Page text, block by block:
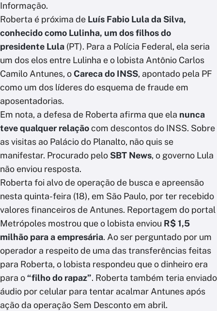
Informação.
Roberta é próxima de Luís Fabio Lula da Silva,
conhecido como Lulinha, um dos filhos do
presidente Lula (PT). Para a Polícia Federal, ela seria
um dos elos entre Lulinha e o lobista Antônio Carlos
Camilo Antunes, oCareca do INSS, apontado pela PF
como um dos líderes do esquema de fraude em
aposentadorias.
Em nota, a defesa de Roberta afirma que ela nunca
teve qualquer relaçãocom descontos do INSS. Sobre
as visitas ao Palácio do Planalto, não quis se
manifestar. Procurado pelo SBT News, o governo Lula
não enviou resposta.
Roberta foi alvo de operação de busca e apreensão
nesta quinta-feira (18), em São Paulo, por ter recebido
valores financeiros de Antunes. Reportagem do portal
Metrópoles mostrou que o lobista enviou R$ 1,5
milhão para a empresária. Ao ser perguntado por um
operador a respeito de uma das transferências feitas
para Roberta, o lobista respondeu que o dinheiro era
para o“filho do rapaz”. Roberta também teria enviado
áudio por celular para tentar acalmar Antunes após
ação da operação Sem Desconto em abril.